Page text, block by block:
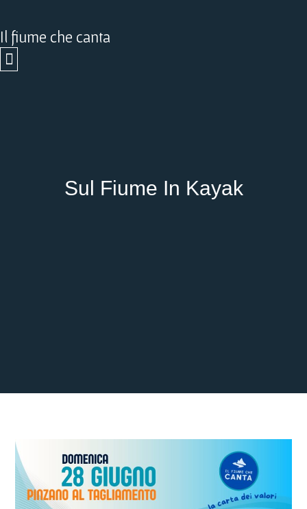
contenuto
Il fiume che canta
Sul Fiume In Kayak